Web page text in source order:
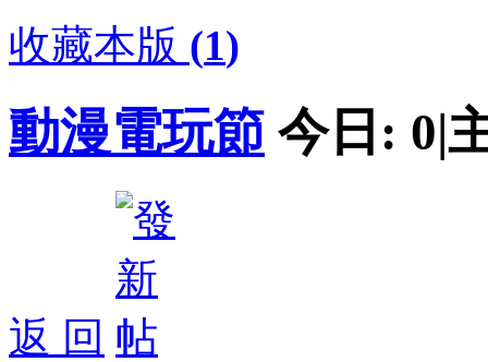
收藏本版 (1)
動漫電玩節 今日: 0|
返 回